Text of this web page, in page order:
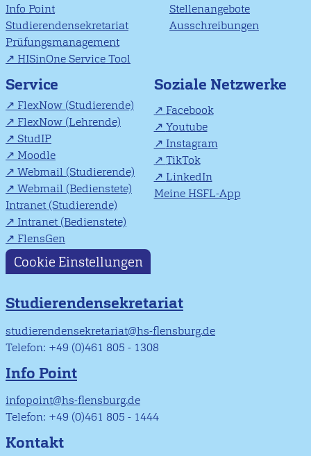
Info Point
Studierendensekretariat
Prüfungsmanagement
HISinOne Service Tool
Stellenangebote
Ausschreibungen
Service
FlexNow (Studierende)
FlexNow (Lehrende)
StudIP
Moodle
Webmail (Studierende)
Webmail (Bedienstete)
Intranet (Studierende)
Intranet (Bedienstete)
FlensGen
Soziale Netzwerke
Facebook
Youtube
Instagram
TikTok
LinkedIn
Meine HSFL-App
Cookie Einstellungen
Studierendensekretariat
studierendensekretariat@hs-flensburg.de
Telefon: +49 (0)461 805 - 1308
Info Point
infopoint@hs-flensburg.de
Telefon: +49 (0)461 805 - 1444
Kontakt